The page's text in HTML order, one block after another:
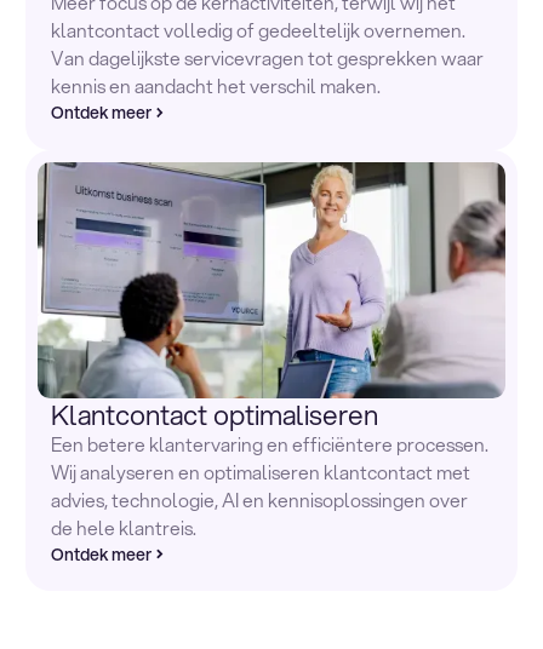
klantcontact volledig of gedeeltelijk overnemen.
Van dagelijkste servicevragen tot gesprekken waar
kennis en aandacht het verschil maken.
Ontdek meer
Klantcontact optimaliseren
Een betere klantervaring en efficiëntere processen.
Wij analyseren en optimaliseren klantcontact met
advies, technologie, AI en kennisoplossingen over
de hele klantreis.
Ontdek meer